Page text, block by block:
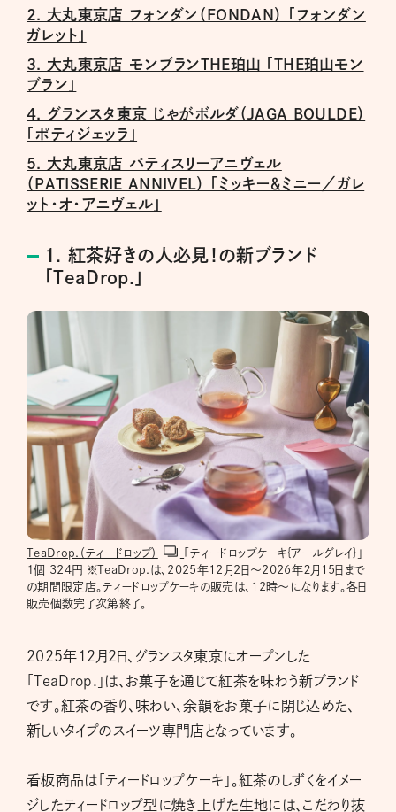
2. 大丸東京店 フォンダン（FONDAN） 「フォンダン
ガレット」
3. 大丸東京店 モンブランTHE珀山 「THE珀山モン
ブラン」
4. グランスタ東京 じゃがボルダ（JAGA BOULDE）
「ポティジェッラ」
5. 大丸東京店 パティスリーアニヴェル
（PATISSERIE ANNIVEL） 「ミッキー＆ミニー／ガレ
ット・オ・アニヴェル」
1. 紅茶好きの人必見！の新ブランド
「TeaDrop.」
TeaDrop.（ティードロップ）
「ティードロップケーキ{アールグレイ}」
１個 324円 ※TeaDrop.は、2025年12月2日～2026年２月15日まで
の期間限定店。ティードロップケーキの販売は、12時～になります。各日
販売個数完了次第終了。
2025年12月2日、グランスタ東京にオープンした
「TeaDrop.」は、お菓子を通じて紅茶を味わう新ブランド
です。紅茶の香り、味わい、余韻をお菓子に閉じ込めた、
新しいタイプのスイーツ専門店となっています。
看板商品は「ティードロップケーキ」。紅茶のしずくをイメー
ジしたティードロップ型に焼き上げた生地には、こだわり抜